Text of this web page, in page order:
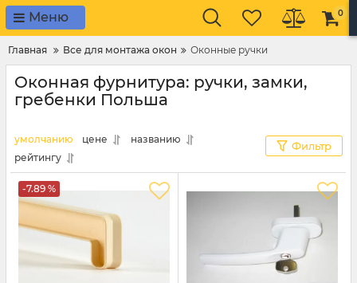
Меню 0
Главная Все для монтажа окон Оконные ручки
Оконная фурнитура: ручки, замки,
гребенки Польша
умолчанию цене
названию
рейтингу
Фильтр
-7.89 %